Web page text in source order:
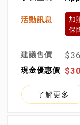
加
保
了解更多